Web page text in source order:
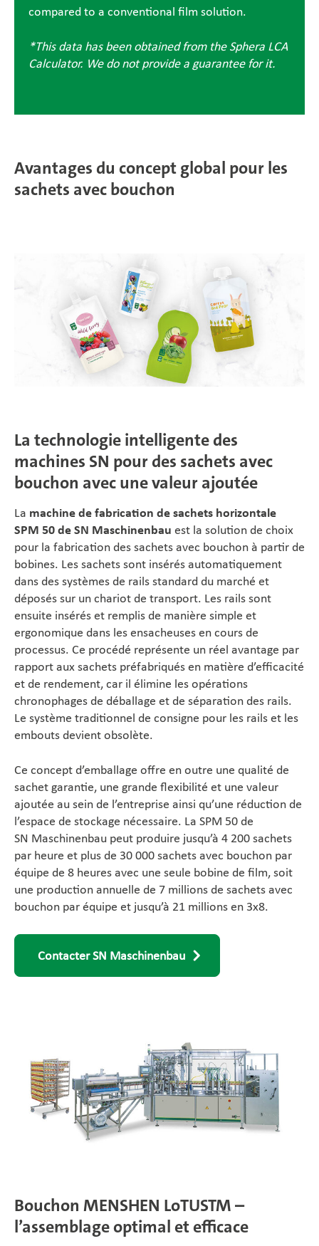
compared to a conventional film solution.
*This data has been obtained from the Sphera LCA
Calculator. We do not provide a guarantee for it.
Avantages du concept global pour les
sachets avec bouchon
La technologie intelligente des
machines SN pour des sachets avec
bouchon avec une valeur ajoutée
La machine de fabrication de sachets horizontale
SPM 50 de SN Maschinenbau est la solution de choix
pour la fabrication des sachets avec bouchon à partir de
bobines. Les sachets sont insérés automatiquement
dans des systèmes de rails standard du marché et
déposés sur un chariot de transport. Les rails sont
ensuite insérés et remplis de manière simple et
ergonomique dans les ensacheuses en cours de
processus. Ce procédé représente un réel avantage par
rapport aux sachets préfabriqués en matière d’efficacité
et de rendement, car il élimine les opérations
chronophages de déballage et de séparation des rails.
Le système traditionnel de consigne pour les rails et les
embouts devient obsolète.
Ce concept d’emballage offre en outre une qualité de
sachet garantie, une grande flexibilité et une valeur
ajoutée au sein de l’entreprise ainsi qu’une réduction de
l’espace de stockage nécessaire. La SPM 50 de
SN Maschinenbau peut produire jusqu’à 4 200 sachets
par heure et plus de 30 000 sachets avec bouchon par
équipe de 8 heures avec une seule bobine de film, soit
une production annuelle de 7 millions de sachets avec
bouchon par équipe et jusqu’à 21 millions en 3x8.
Contacter SN Maschinenbau
Bouchon MENSHEN LoTUSTM –
l’assemblage optimal et efficace